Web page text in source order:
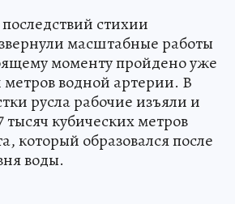
стихии
масштабные работы
моменту пройдено уже
метров водной артерии. В
русла рабочие изъяли и
тысяч кубических метров
который образовался после
воды.